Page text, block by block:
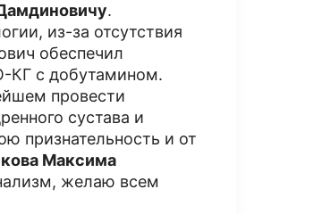
.
из-за отсутствия
обеспечил
КГ с добутамином.
провести
сустава и
признательность и от
Максима
желаю всем